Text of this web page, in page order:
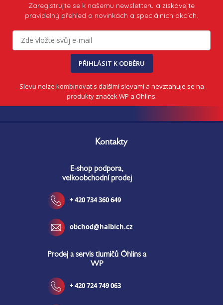
i
s
Zaregistrujte se k našemu newsletteru a získávejte
pravidelný přehled o novinkách a speciálních akcích.
PŘIHLÁSIT K ODBĚRU
Slevu nelze kombinovat s dalšími slevami a nevztahuje se na
produkty značek WP a Öhlins.
Kontakty
E-shop podpora,
velkoobchodní prodej
+ 420 734 360 649
obchod@halbich.cz
Prodej a servis tlumičů Öhlins a
WP
+ 420 724 749 063